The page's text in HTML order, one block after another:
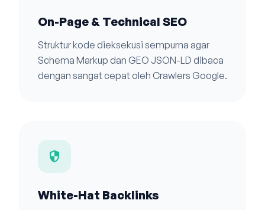
On-Page & Technical SEO
Struktur kode dieksekusi sempurna agar
Schema Markup dan GEO JSON-LD dibaca
dengan sangat cepat oleh Crawlers Google.
security
White-Hat Backlinks